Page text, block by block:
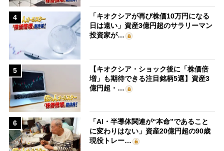
4
「キオクシアが再び株価10万円になる
日は遠い」資産3億円超のサラリーマン
投資家が…
5
【キオクシア・ショック後に「株価倍
増」も期待できる注目銘柄5選】資産3
億円超・…
6
「AI・半導体関連が“本命”であること
に変わりはない」資産20億円超の90歳
現役トレー…